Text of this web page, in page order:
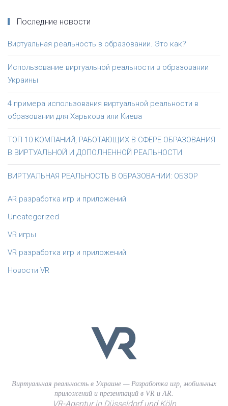
Последние новости
Виртуальная реальность в образовании. Это как?
Использование виртуальной реальности в образовании
Украины
4 примера использования виртуальной реальности в
образовании для Харькова или Киева
ТОП 10 КОМПАНИЙ, РАБОТАЮЩИХ В СФЕРЕ ОБРАЗОВАНИЯ
В ВИРТУАЛЬНОЙ И ДОПОЛНЕННОЙ РЕАЛЬНОСТИ
ВИРТУАЛЬНАЯ РЕАЛЬНОСТЬ В ОБРАЗОВАНИИ: ОБЗОР
AR разработка игр и приложений
Uncategorized
VR игры
VR разработка игр и приложений
Новости VR
Виртуальная реальность в Украине — Разработка игр, мобильных
приложений и презентаций в VR и AR.
VR-Agentur in Düsseldorf und Köln